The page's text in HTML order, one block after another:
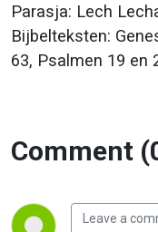
Parasja: Lech
Bijbelteksten:
63, Psalmen 19 en
Comment